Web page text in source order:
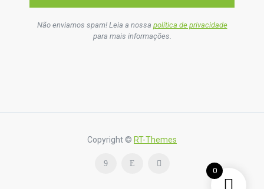
Não enviamos spam! Leia a nossa política de privacidade
para mais informações.
Copyright © RT-Themes
0